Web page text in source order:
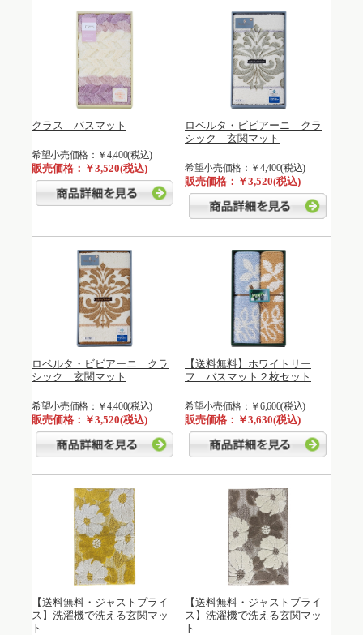
クラス バスマット
希望小売価格：￥4,400(税込)
販売価格：￥3,520(税込)
ロベルタ・ビビアーニ クラ
シック 玄関マット
希望小売価格：￥4,400(税込)
販売価格：￥3,520(税込)
ロベルタ・ビビアーニ クラ
シック 玄関マット
希望小売価格：￥4,400(税込)
販売価格：￥3,520(税込)
【送料無料】ホワイトリー
フ バスマット２枚セット
希望小売価格：￥6,600(税込)
販売価格：￥3,630(税込)
【送料無料・ジャストプライ
ス】洗濯機で洗える玄関マッ
ト
【送料無料・ジャストプライ
ス】洗濯機で洗える玄関マッ
ト